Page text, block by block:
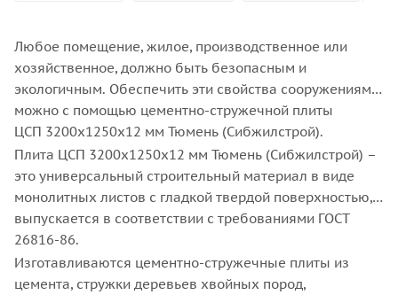
Любое помещение, жилое, производственное или
хозяйственное, должно быть безопасным и
экологичным. Обеспечить эти свойства сооружениям
можно с помощью цементно-стружечной плиты
ЦСП 3200x1250x12 мм Тюмень (Сибжилстрой).
Плита ЦСП 3200x1250x12 мм Тюмень (Сибжилстрой) –
это универсальный строительный материал в виде
монолитных листов с гладкой твердой поверхностью,
выпускается в соответствии с требованиями ГОСТ
26816-86.
Изготавливаются цементно-стружечные плиты из
цемента, стружки деревьев хвойных пород,